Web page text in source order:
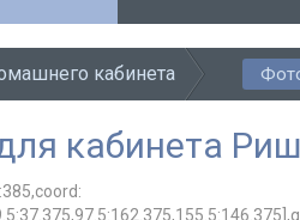
кабинета
кабинета